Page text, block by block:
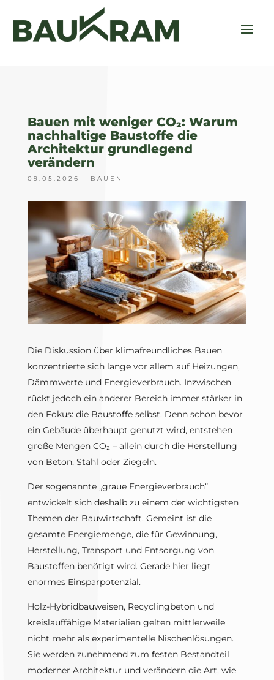
Bauen mit weniger CO₂: Warum
nachhaltige Baustoffe die
Architektur grundlegend
verändern
09.05.2026 | BAUEN
Die Diskussion über klimafreundliches Bauen
konzentrierte sich lange vor allem auf Heizungen,
Dämmwerte und Energieverbrauch. Inzwischen
rückt jedoch ein anderer Bereich immer stärker in
den Fokus: die Baustoffe selbst. Denn schon bevor
ein Gebäude überhaupt genutzt wird, entstehen
große Mengen CO₂ – allein durch die Herstellung
von Beton, Stahl oder Ziegeln.
Der sogenannte „graue Energieverbrauch“
entwickelt sich deshalb zu einem der wichtigsten
Themen der Bauwirtschaft. Gemeint ist die
gesamte Energiemenge, die für Gewinnung,
Herstellung, Transport und Entsorgung von
Baustoffen benötigt wird. Gerade hier liegt
enormes Einsparpotenzial.
Holz-Hybridbauweisen, Recyclingbeton und
kreislauffähige Materialien gelten mittlerweile
nicht mehr als experimentelle Nischenlösungen.
Sie werden zunehmend zum festen Bestandteil
moderner Architektur und verändern die Art, wie